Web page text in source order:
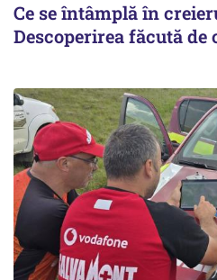
Ce se întâmplă în
Descoperirea făcută de